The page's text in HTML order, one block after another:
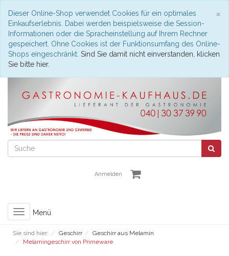
×
Dieser Online-Shop verwendet Cookies für ein optimales
Einkaufserlebnis. Dabei werden beispielsweise die Session-
Informationen oder die Spracheinstellung auf Ihrem Rechner
gespeichert. Ohne Cookies ist der Funktionsumfang des Online-
Shops eingeschränkt. Sind Sie damit nicht einverstanden, klicken
Sie bitte hier.
Anmelden
Toggle
navigation
Menü
Sie sind hier: Geschirr
Geschirr aus Melamin
Melamingeschirr von Primeware